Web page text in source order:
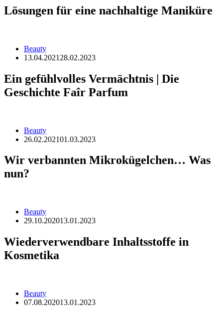
Lösungen für eine nachhaltige Maniküre
Beauty
13.04.2021 28.02.2023
Ein gefühlvolles Vermächtnis | Die
Geschichte Faîr Parfum
Beauty
26.02.202101.03.2023
Wir verbannten Mikrokügelchen… Was
nun?
Beauty
29.10.202013.01.2023
Wiederverwendbare Inhaltsstoffe in
Kosmetika
Beauty
07.08.202013.01.2023